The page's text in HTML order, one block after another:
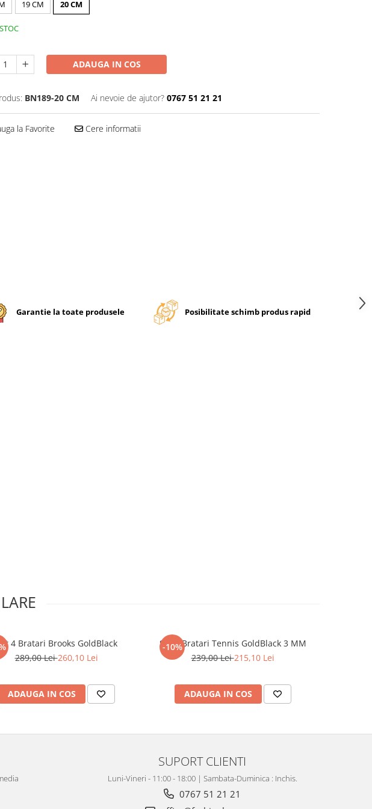
19 CM 20 CM
ADAUGA IN COS
BN189-20 CM Ai nevoie de ajutor? 0767 51 21 21
la Favorite Cere informatii
Garantie la toate produsele Posibilitate schimb produs rapid
4 Bratari Brooks GoldBlack
289,00 Lei260,10 Lei
ADAUGA IN COS
-10%
Set 3 Bratari Tennis GoldBlack 3 MM
239,00 Lei215,10 Lei
ADAUGA IN COS
SUPORT CLIENTI
Luni-Vineri - 11:00 - 18:00 | Sambata-Duminica : Inchis.
0767 51 21 21